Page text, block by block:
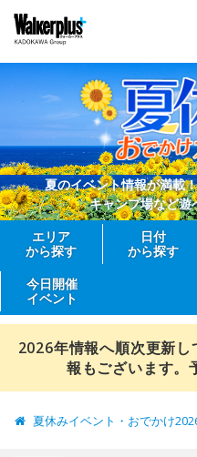
夏のイベント情報が満載
キャンプ場など遊
エリア
から探す
日付
から探す
今日開催
イベント
2026年情報へ順次更新
報もございます。
夏休みイベント・おでかけ